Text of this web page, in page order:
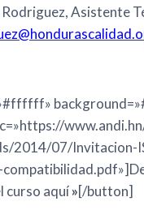
Asistente
2014/07/Invitacion-
curso aquí»[/button]